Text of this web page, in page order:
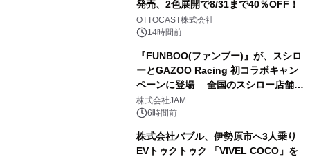
発売、2色展開で8/31まで40％OFF！
OTTOCAST株式会社
14時間前
『FUNBOO(ファンブー)』が、スシロ
ーとGAZOO Racing 初コラボキャン
ペーンに登場 全国のスシロー店舗で
GR 4車種の FUNBOO(ミニカー)付き
メニューが展開されます
株式会社JAM
6時間前
株式会社バブル、伊勢原市へ3人乗り
EVトゥクトゥク 「VIVEL COCO」を